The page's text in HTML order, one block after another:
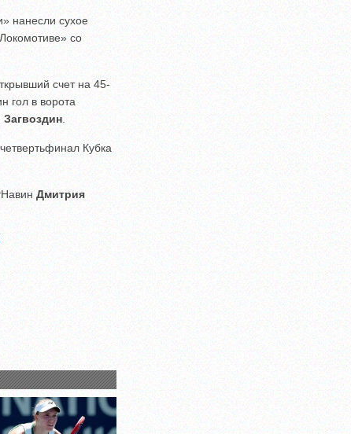
нанесли сухое
со
счет на 45-
гол в ворота
.
Кубка
Дмитрия